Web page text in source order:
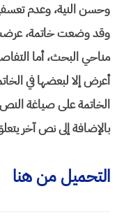
وحسن النية، وعدم
وقد وضعت خاتمة،
مناحي البحث، أما
أعرض إلا لبعضها في
الخاتمة على صياغة النص
بالإضافة إلى نص آخر
التحميل من هنا